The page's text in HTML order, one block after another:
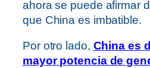
ahora se puede afirmar
que China es imbatible.
Por otro lado, China es
mayor potencia de